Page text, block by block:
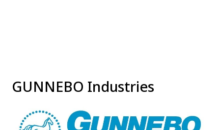
GUNNEBO Industries
Kontroll og reparasjon
Forsvarsindustri